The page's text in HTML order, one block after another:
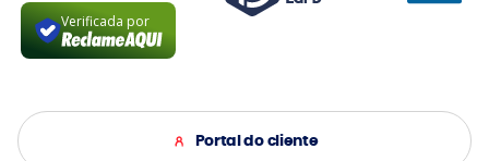
Verificada por
Portal do cliente